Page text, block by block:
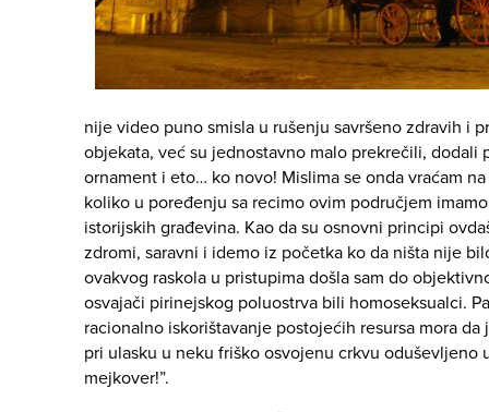
nije video puno smisla u rušenju savršeno zdravih i
objekata, već su jednostavno malo prekrečili, dodali
ornament i eto… ko novo! Mislima se onda vraćam
koliko u poređenju sa recimo ovim područjem
istorijskih građevina. Kao da su osnovni principi
zdromi, saravni i idemo iz početka ko da ništa nije
ovakvog raskola u pristupima došla sam do
osvajači pirinejskog poluostrva bili homoseksualci.
racionalno iskorištavanje postojećih resursa mora
pri ulasku u neku friško osvojenu crkvu oduševljeno
mejkover!”.